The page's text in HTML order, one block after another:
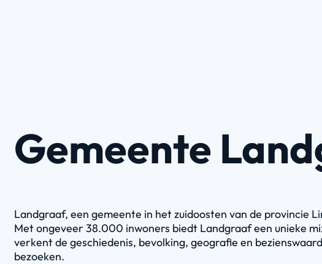
Gemeente
Landgraaf, een gemeente in het zuidoosten van de provincie
Met ongeveer 38.000 inwoners biedt Landgraaf een unieke
verkent de geschiedenis, bevolking, geografie en
bezoeken.